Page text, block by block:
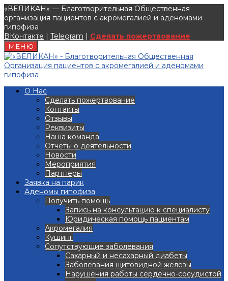
«ВЕЛИКАН» — Благотворительная Общественная
организация пациентов с акромегалией и аденомами
гипофиза
ВКонтакте | Telegram | Сделать пожертвование
МЕНЮ
О Нас
Сделать пожертвование
Контакты
Отзывы
Реквизиты
Наша команда
Отчеты о деятельности
Новости
Мероприятия
Партнеры
Заявка на парик
Аденомы гипофиза
Получить помощь
Запись на консультацию к специалисту
Юридическая помощь пациентам
Акромегалия
Кушинг
Сопутствующие заболевания
Сахарный и несахарный диабеты
Заболевания щитовидной железы
Нарушения работы сердечно-сосудистой